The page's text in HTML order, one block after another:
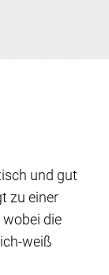
und gut
zu einer
die
weiß